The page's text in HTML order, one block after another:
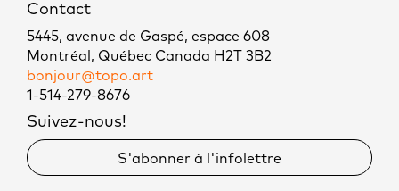
Contact
5445, avenue de Gaspé, espace 608
Montréal, Québec Canada H2T 3B2
bonjour@topo.art
1-514-279-8676
Suivez-nous!
S'abonner à l'infolettre